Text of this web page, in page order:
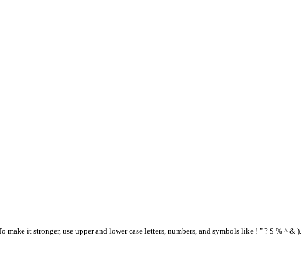
make it stronger, use upper and lower case letters, numbers, and symbols like ! " ? $ % ^ & ).